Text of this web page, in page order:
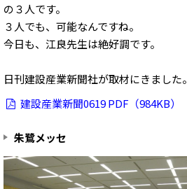
の３人です。
３人でも、可能なんですね。
今日も、江良先生は絶好調です。
日刊建設産業新聞社が取材にきました。
建設産業新聞0619 PDF（984KB）
朱鷺メッセ